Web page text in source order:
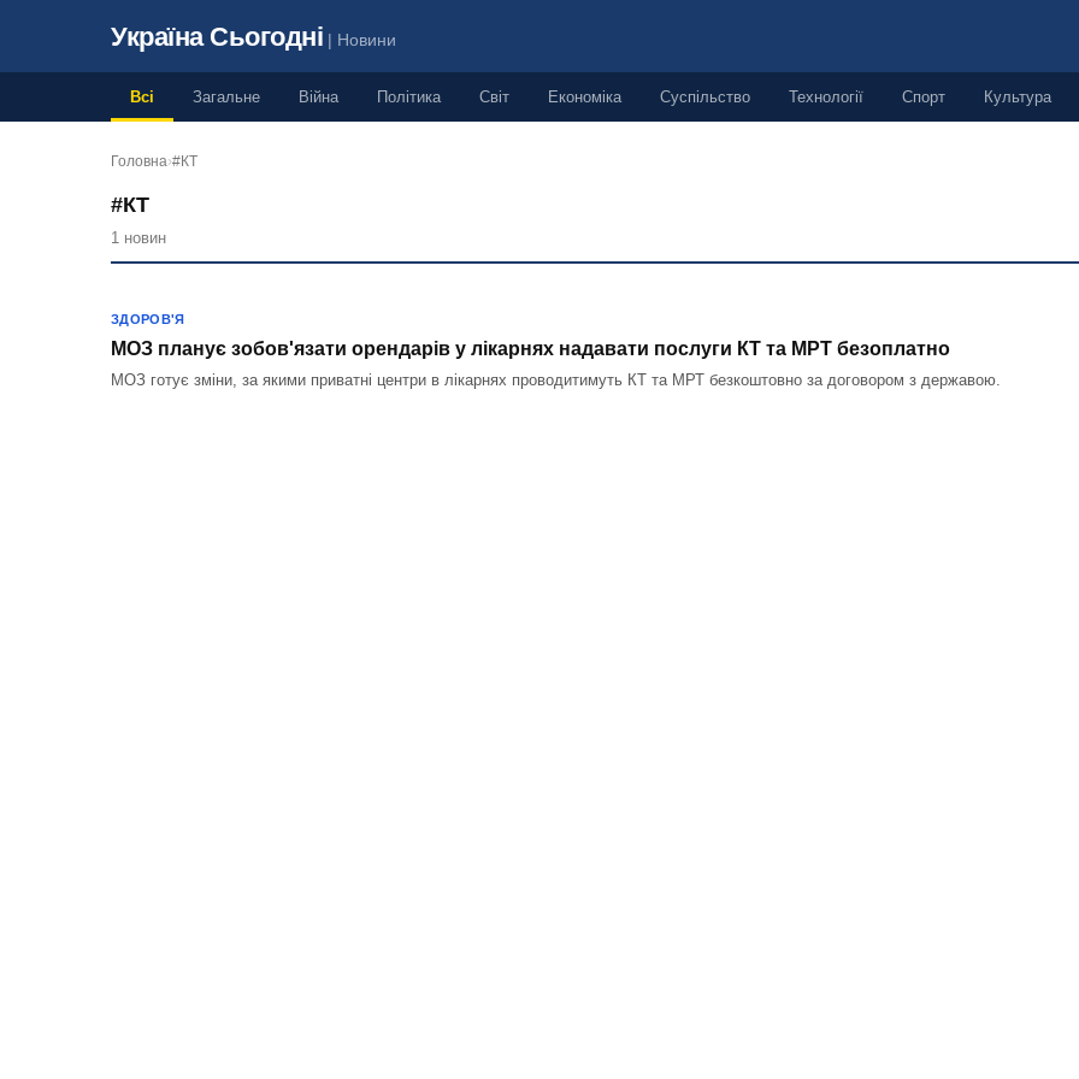
Україна Сьогодні | Новини
Всі Загальне Війна Політика Світ Економіка Суспільство Технології Спорт Культура
Головна›#КТ
#КТ
1 новин
ЗДОРОВ'Я
МОЗ планує зобов'язати орендарів у лікарнях надавати послуги КТ та МРТ безоплатно
МОЗ готує зміни, за якими приватні центри в лікарнях проводитимуть КТ та МРТ безкоштовно за договором з державою.